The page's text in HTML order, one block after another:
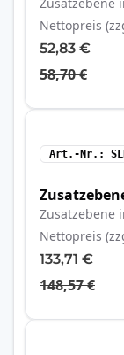
Nettopreis
52,83 €
58,70 €
Art.-Nr.
Zusatzebene
Nettopreis
133,71 €
148,57 €